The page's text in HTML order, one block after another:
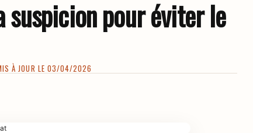
suspicion pour éviter le
À JOUR LE 03/04/2026